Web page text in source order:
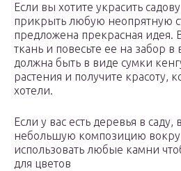
Если вы хотите украсить
прикрыть любую неопрятную
предложена прекрасная идея.
ткань и повесьте ее на забор
должна быть в виде сумки
растения и получите красоту,
хотели.
Если у вас есть деревья в
небольшую композицию
использовать любые камни
для цветов